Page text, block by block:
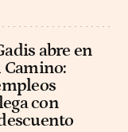
abre en
Camino:
con